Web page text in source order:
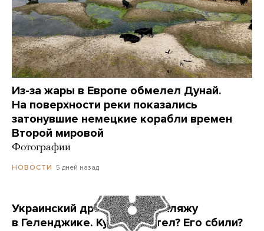
Из-за жары в Европе обмелел Дунай.
На поверхности реки показались
затонувшие немецкие корабли времен
Второй мировой
Фотографии
НОВОСТИ 5 дней назад
Украинский дрон попал по пляжу
в Геленджике. Куда он летел? Его сбили?